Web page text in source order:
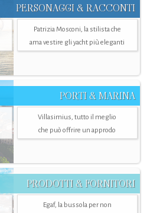
PERSONAGGI & RACCONTI
Patrizia Mosconi, la stilista che
ama vestire gli yacht più eleganti
PORTI & MARINA
Villasimius, tutto il meglio
che può offrire un approdo
PRODOTTI & FORNITORI
Egaf, la bussola per non